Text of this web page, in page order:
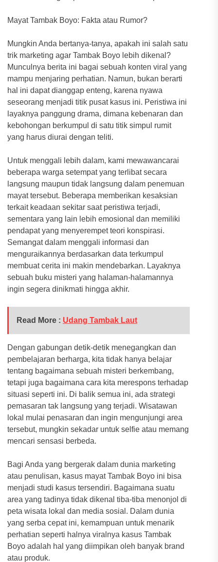
Mayat Tambak Boyo: Fakta atau Rumor?
Mungkin Anda bertanya-tanya, apakah ini salah satu
trik marketing agar Tambak Boyo lebih dikenal?
Munculnya berita ini bagai sebuah konten viral yang
mampu menjaring perhatian. Namun, bukan berarti
hal ini dapat dianggap enteng, karena nyawa
seseorang menjadi titik pusat kasus ini. Peristiwa ini
layaknya panggung drama, dimana kebenaran dan
kebohongan berkumpul di satu titik simpul rumit
yang harus diurai dengan teliti.
Untuk menggali lebih dalam, kami mewawancarai
beberapa warga setempat yang terlibat secara
langsung maupun tidak langsung dalam penemuan
mayat tersebut. Beberapa memberikan kesaksian
terkait keadaan sekitar saat peristiwa terjadi,
sementara yang lain lebih emosional dan memiliki
pendapat yang menyerempet teori konspirasi.
Semangat dalam menggali informasi dan
menguraikannya berdasarkan data terkumpul
membuat cerita ini makin mendebarkan. Layaknya
sebuah buku misteri yang halaman-halamannya
ingin segera dinikmati hingga akhir.
Read More : Udang Tambak Laut
Dengan gabungan detik-detik menegangkan dan
pembelajaran berharga, kita tidak hanya belajar
tentang bagaimana sebuah misteri berkembang,
tetapi juga bagaimana cara kita merespons terhadap
situasi seperti ini. Di balik semua ini, ada strategi
pemasaran tak langsung yang terjadi. Wisatawan
lokal mulai penasaran dan ingin mengunjungi area
tersebut, mungkin sekadar untuk selfie atau memang
mencari sensasi berbeda.
Bagi Anda yang bergerak dalam dunia marketing
atau penulisan, kasus mayat Tambak Boyo ini bisa
menjadi studi kasus tersendiri. Bagaimana suatu
area yang tadinya tidak dikenal tiba-tiba menonjol di
peta wisata lokal dan media sosial. Dalam dunia
yang serba cepat ini, kemampuan untuk menarik
perhatian seperti halnya viralnya kasus Tambak
Boyo adalah hal yang diimpikan oleh banyak brand
atau produk.